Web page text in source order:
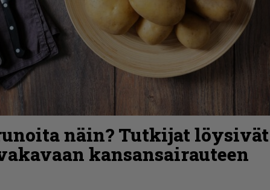
näin? Tutkijat löysivät
kansansairauteen